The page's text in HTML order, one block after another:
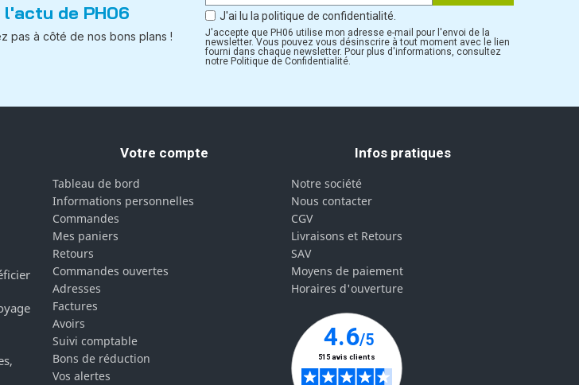
l'actu de PH06
pas à côté de nos bons plans !
J'ai lu la politique de confidentialité.
J'accepte que PH06 utilise mon adresse e-mail pour l'envoi de la
newsletter. Vous pouvez vous désinscrire à tout moment avec le lien
fourni dans chaque newsletter. Pour plus d'informations, consultez
notre Politique de Confidentialité.
Votre compte
Tableau de bord
Informations personnelles
Commandes
Mes paniers
Retours
Commandes ouvertes
Adresses
Factures
Avoirs
Suivi comptable
Bons de réduction
Vos alertes
Infos pratiques
Notre société
Nous contacter
CGV
Livraisons et Retours
SAV
Moyens de paiement
Horaires d'ouverture